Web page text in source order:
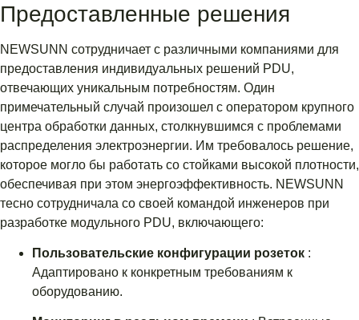
Предоставленные решения
NEWSUNN сотрудничает с различными компаниями для
предоставления индивидуальных решений PDU,
отвечающих уникальным потребностям. Один
примечательный случай произошел с оператором крупного
центра обработки данных, столкнувшимся с проблемами
распределения электроэнергии. Им требовалось решение,
которое могло бы работать со стойками высокой плотности,
обеспечивая при этом энергоэффективность. NEWSUNN
тесно сотрудничала со своей командой инженеров при
разработке модульного PDU, включающего:
Пользовательские конфигурации розеток :
Адаптировано к конкретным требованиям к
оборудованию.